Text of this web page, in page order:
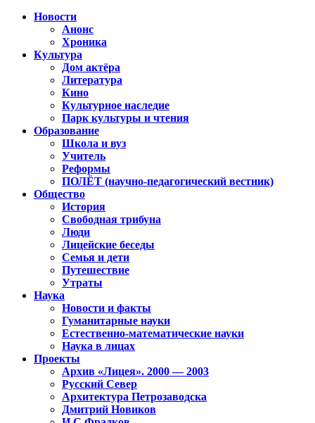
Новости
Анонс
Хроника
Культура
Дом актёра
Литература
Кино
Культурное наследие
Парк культуры и чтения
Образование
Школа и вуз
Учитель
Реформы
ПОЛЁТ (научно-педагогический вестник)
Общество
История
Свободная трибуна
Люди
Лицейские беседы
Семья и дети
Путешествие
Утраты
Наука
Новости и факты
Гуманитарные науки
Естественно-математические науки
Наука в лицах
Проекты
Архив «Лицея». 2000 — 2003
Русский Север
Архитектура Петрозаводска
Дмитрий Новиков